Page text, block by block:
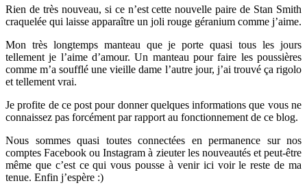
Rien de très nouveau, si ce n’est cette nouvelle paire de Stan Smith
craquelée qui laisse apparaître un joli rouge géranium comme j’aime.
Mon très longtemps manteau que je porte quasi tous les jours
tellement je l’aime d’amour. Un manteau pour faire les poussières
comme m’a soufflé une vieille dame l’autre jour, j’ai trouvé ça rigolo
et tellement vrai.
Je profite de ce post pour donner quelques informations que vous ne
connaissez pas forcément par rapport au fonctionnement de ce blog.
Nous sommes quasi toutes connectées en permanence sur nos
comptes Facebook ou Instagram à zieuter les nouveautés et peut-être
même que c’est ce qui vous pousse à venir ici voir le reste de ma
tenue. Enfin j’espère :)